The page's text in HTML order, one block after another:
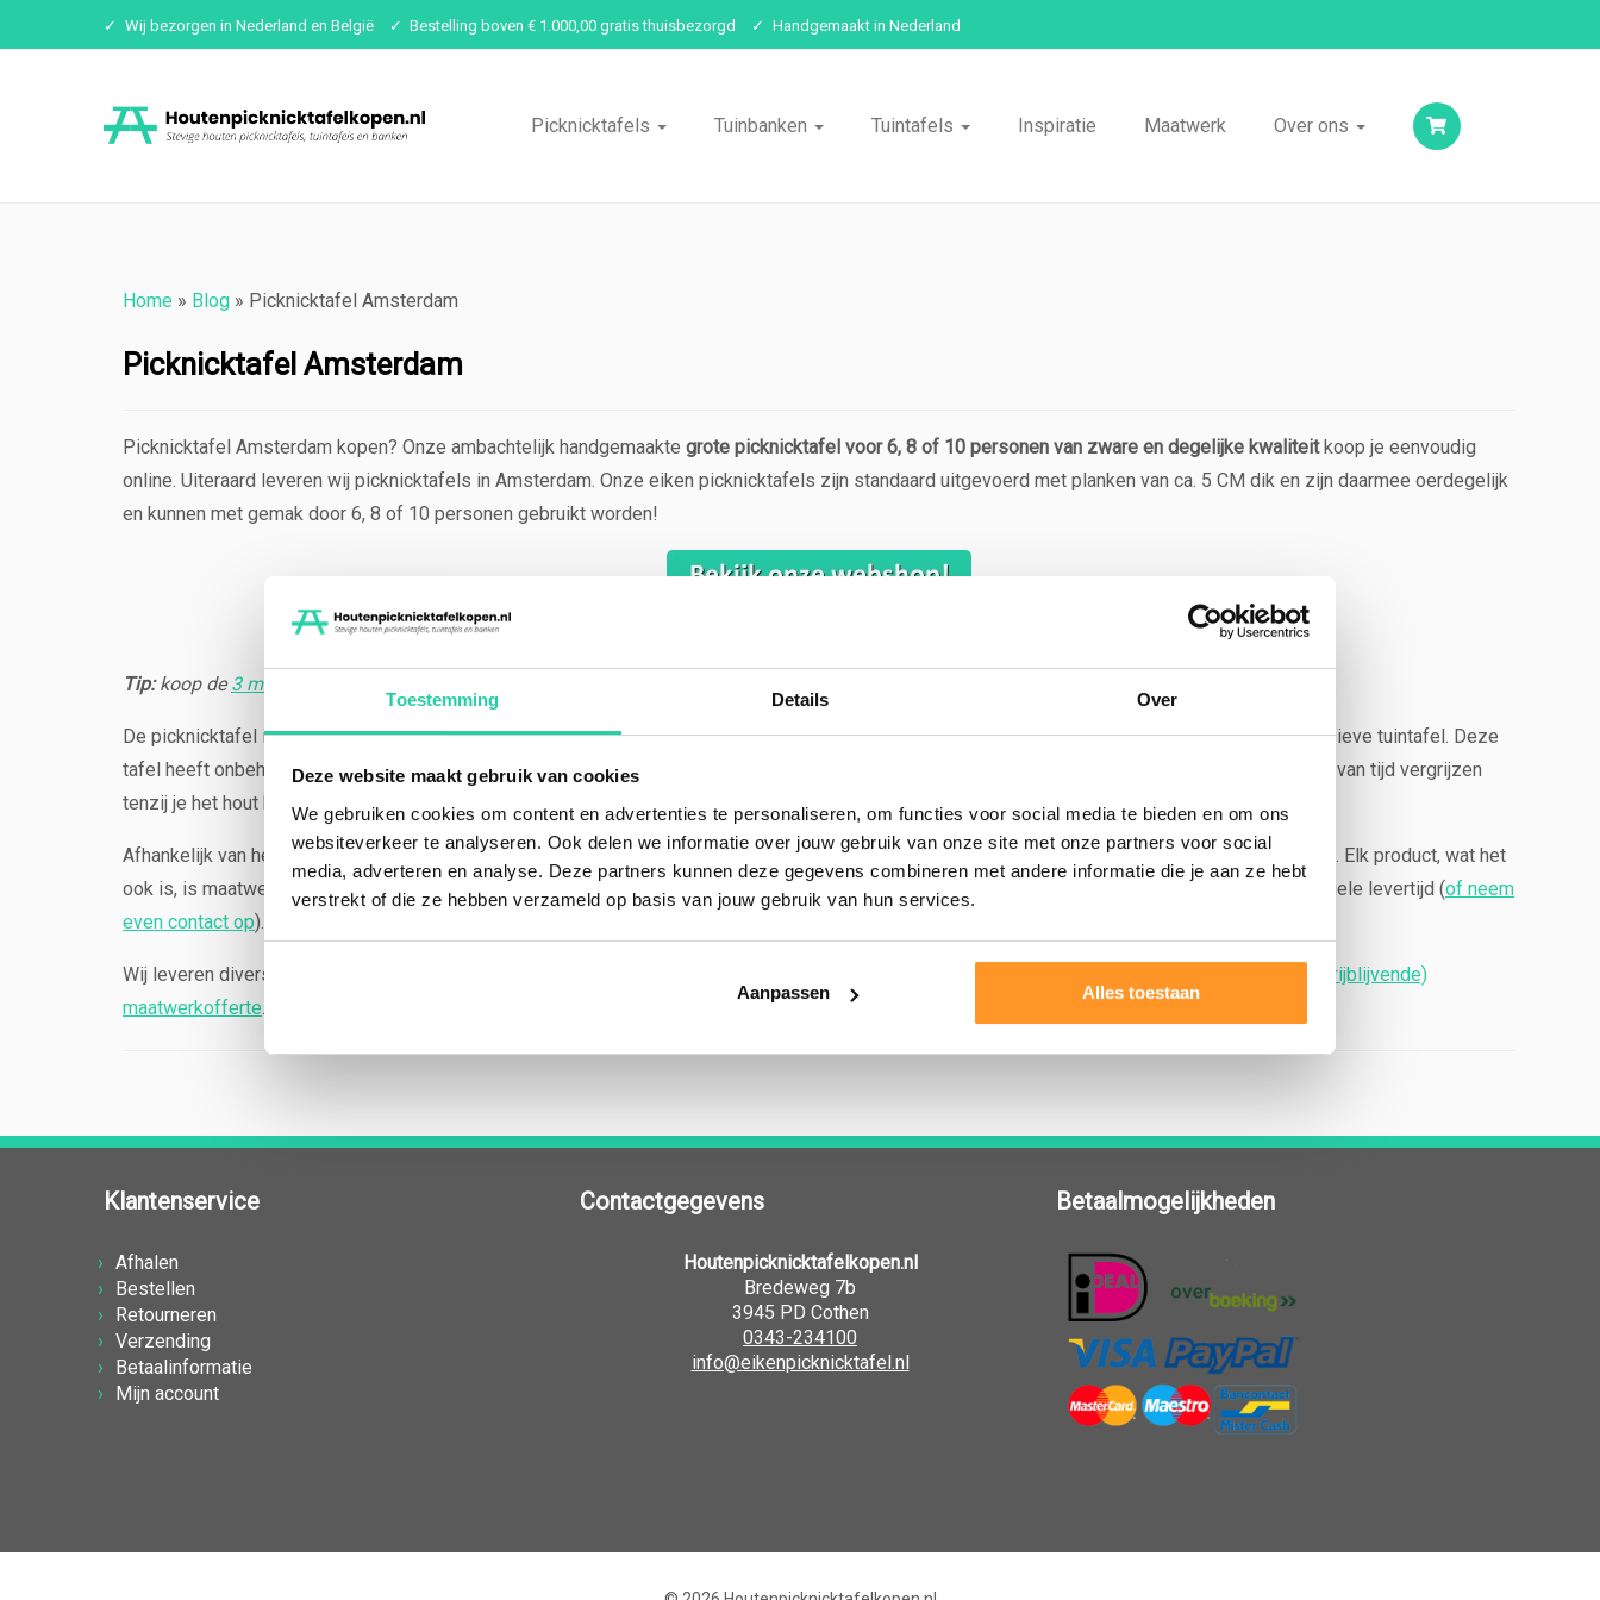
Toestemming Details Over
Deze website maakt gebruik van cookies
We gebruiken cookies om content en advertenties te personaliseren, om functies voor social media te bieden en om ons
websiteverkeer te analyseren. Ook delen we informatie over jouw gebruik van onze site met onze partners voor social
media, adverteren en analyse. Deze partners kunnen deze gegevens combineren met andere informatie die je aan ze hebt
verstrekt of die ze hebben verzameld op basis van jouw gebruik van hun services.
Aanpassen Alles toestaan
Wij bezorgen in Nederland en België Bestelling boven € 1.000,00 gratis thuisbezorgd Handgemaakt in Nederland
Picknicktafels Tuinbanken Tuintafels Inspiratie Maatwerk Over ons
Home » Blog » Picknicktafel Amsterdam
Picknicktafel Amsterdam
Picknicktafel Amsterdam kopen? Onze ambachtelijk handgemaakte grote picknicktafel voor 6, 8 of 10 personen van zware en degelijke kwaliteitkoop je eenvoudig
online. Uiteraard leveren wij picknicktafels in Amsterdam. Onze eiken picknicktafels zijn standaard uitgevoerd met planken van ca. 5 CM dik en zijn daarmee oerdegelijk
en kunnen met gemak door 6, 8 of 10 personen gebruikt worden!
Tip:koop de3 meter variant
De picknicktafel is gemaakt van Eikenhout of Douglashout. Het hout bewerken wij in onze traditionele zagerij tot een robuuste hardhouten en massieve tuintafel. Deze
tafel heeft onbehandeld van nature een hoge duurzaamheid en is daarom erg geschikt voor buitengebruik. In de buitenlucht zal het hout na verloop van tijd vergrijzen
tenzij je het hout bewerkt. Onze robuuste houten picknicktafel zorgen voor jarenlang plezier!
Lees hier meer productkenmerken
Afhankelijk van het seizoen kan de voorraad en levertijd variëren. Doorgaans kunnen wij binnen 3 weken leveren. Wij hebben geen massa productie. Elk product, wat het
ook is, is maatwerk en dus uniek. De meeste producten worden dan ook op bestelling gemaakt. Na het bestelproces informeren wij je over de actuele levertijd (of neem
even contact op).
Wij leveren diverse soorten Eiken of Douglas picknicktafels, tafels en banken. Vanzelfsprekend kunnen wij maatwerk leveren.
Klik hier voor een (vrijblijvende)
maatwerkofferte
Klantenservice
Afhalen
Bestellen
Retourneren
Verzending
Betaalinformatie
Mijn account
Contactgegevens
Houtenpicknicktafelkopen.nl
Bredeweg 7b
3945 PD Cothen
0343-234100
info@eikenpicknicktafel.nl
Betaalmogelijkheden